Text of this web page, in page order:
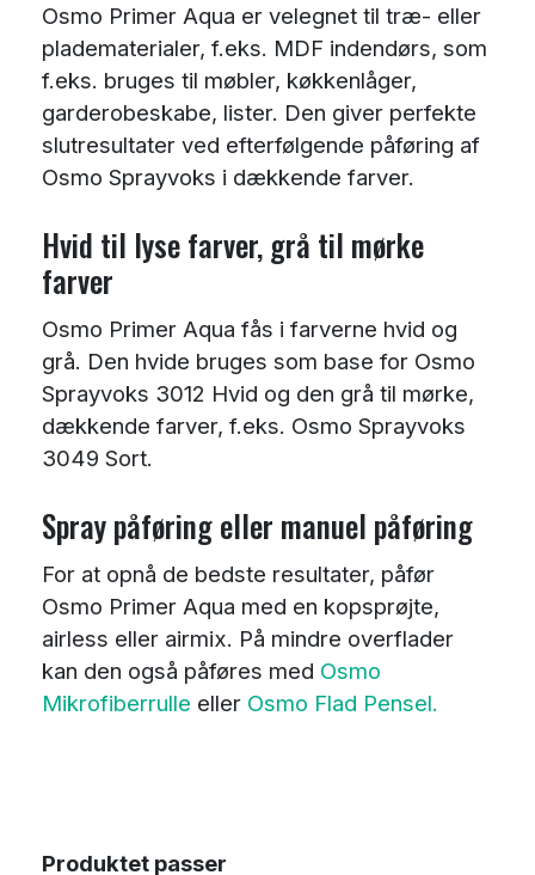
Osmo Primer Aqua er velegnet til træ- eller
pladematerialer, f.eks. MDF indendørs, som
f.eks. bruges til møbler, køkkenlåger,
garderobeskabe, lister. Den giver perfekte
slutresultater ved efterfølgende påføring af
Osmo Sprayvoks i dækkende farver.
Hvid til lyse farver, grå til mørke
farver
Osmo Primer Aqua fås i farverne hvid og
grå. Den hvide bruges som base for Osmo
Sprayvoks 3012 Hvid og den grå til mørke,
dækkende farver, f.eks. Osmo Sprayvoks
3049 Sort.
Spray påføring eller manuel påføring
For at opnå de bedste resultater, påfør
Osmo Primer Aqua med en kopsprøjte,
airless eller airmix. På mindre overflader
kan den også påføres med Osmo
Mikrofiberrulle eller Osmo Flad Pensel.
Produktet passer